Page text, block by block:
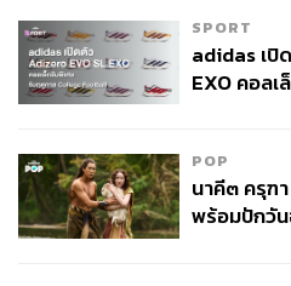
SPORT
adidas เปิ
EXO คอล
POP
นาคี๓ ครุฑ
พร้อมปักวั